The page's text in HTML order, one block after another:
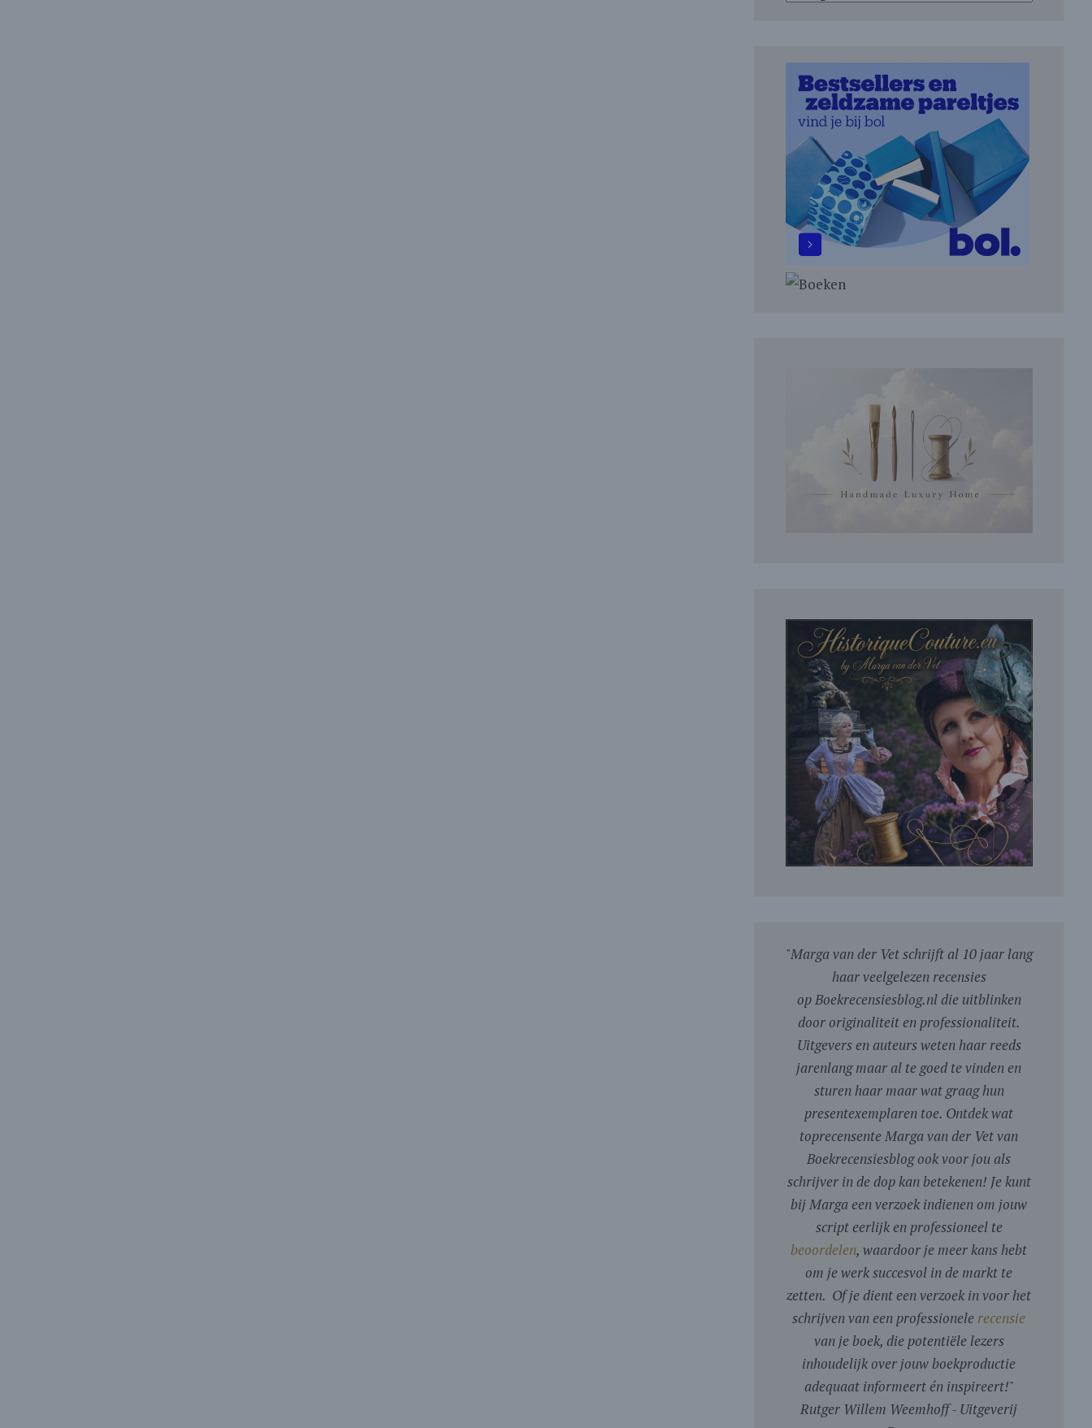
"Marga van der Vet schrijft al 10 jaar lang
haar veelgelezen recensies
op Boekrecensiesblog.nl die uitblinken
door originaliteit en professionaliteit.
Uitgevers en auteurs weten haar reeds
jarenlang maar al te goed te vinden en
sturen haar maar wat graag hun
presentexemplaren toe. Ontdek wat
toprecensente Marga van der Vet van
Boekrecensiesblog ook voor jou als
schrijver in de dop kan betekenen! Je kunt
bij Marga een verzoek indienen om jouw
script eerlijk en professioneel te
beoordelen, waardoor je meer kans hebt
om je werk succesvol in de markt te
zetten. Of je dient een verzoek in voor het
schrijven van een professionele recensie
van je boek, die potentiële lezers
inhoudelijk over jouw boekproductie
adequaat informeert én inspireert!"
Rutger Willem Weemhoff - Uitgeverij